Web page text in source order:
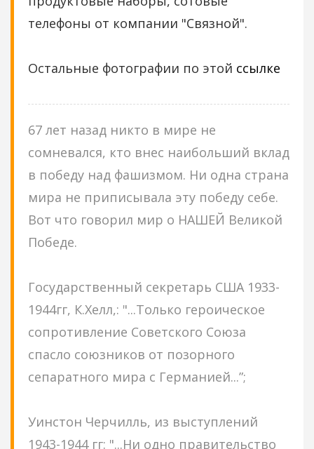
телефоны от компании "Связной".
Остальные фотографии по этой ссылке
67 лет назад никто в мире не
сомневался, кто внес наибольший вклад
в победу над фашизмом. Ни одна страна
мира не приписывала эту победу себе.
Вот что говорил мир о НАШЕЙ Великой
Победе.
Государственный секретарь США 1933-
1944гг, К.Хелл,: "...Только героическое
сопротивление Советского Союза
спасло союзников от позорного
сепаратного мира с Германией...”;
Уинстон Черчилль, из выступлений
1943-1944 гг: "...Ни одно правительство